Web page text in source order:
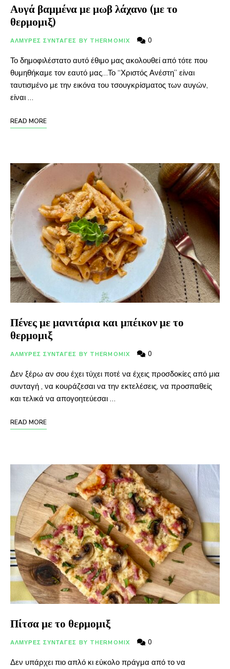
Αυγά βαμμένα με μωβ λάχανο (με το
θερμομιξ)
ΑΛΜΥΡΕΣ ΣΥΝΤΑΓΕΣ BY THERMOMIX 0
Το δημοφιλέστατο αυτό έθιμο μας ακολουθεί από τότε που
θυμηθήκαμε τον εαυτό μας…Το “Χριστός Ανέστη” είναι
ταυτισμένο με την εικόνα του τσουγκρίσματος των αυγών,
είναι …
READ MORE
Πένες με μανιτάρια και μπέικον με το
θερμομιξ
ΑΛΜΥΡΕΣ ΣΥΝΤΑΓΕΣ BY THERMOMIX 0
Δεν ξέρω αν σου έχει τύχει ποτέ να έχεις προσδοκίες από μια
συνταγή , να κουράζεσαι να την εκτελέσεις, να προσπαθείς
και τελικά να απογοητεύεσαι …
READ MORE
Πίτσα με το θερμομιξ
ΑΛΜΥΡΕΣ ΣΥΝΤΑΓΕΣ BY THERMOMIX 0
Δεν υπάρχει πιο απλό κι εύκολο πράγμα από το να